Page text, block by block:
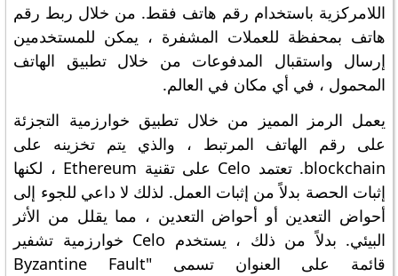
اللامركزية باستخدام رقم هاتف فقط. من خلال ربط رقم
هاتف بمحفظة للعملات المشفرة ، يمكن للمستخدمين
إرسال واستقبال المدفوعات من خلال تطبيق الهاتف
المحمول ، في أي مكان في العالم.
يعمل الرمز المميز من خلال تطبيق خوارزمية التجزئة
على رقم الهاتف المرتبط ، والذي يتم تخزينه على
blockchain. تعتمد Celo على تقنية Ethereum ، لكنها
إثبات الحصة بدلاً من إثبات العمل. لذلك لا داعي للجوء إلى
أحواض التعدين أو أحواض التعدين ، مما يقلل من الأثر
البيئي. بدلاً من ذلك ، يستخدم Celo خوارزمية تشفير
قائمة على العنوان تسمى "Byzantine Fault